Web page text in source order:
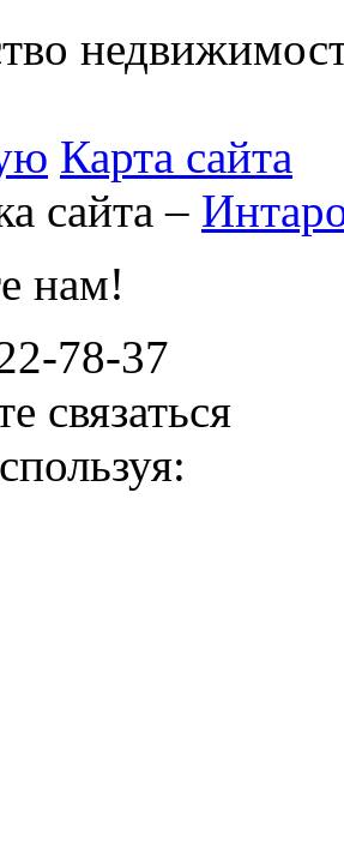
Карта сайта
сайта –
нам!
78-37
связаться